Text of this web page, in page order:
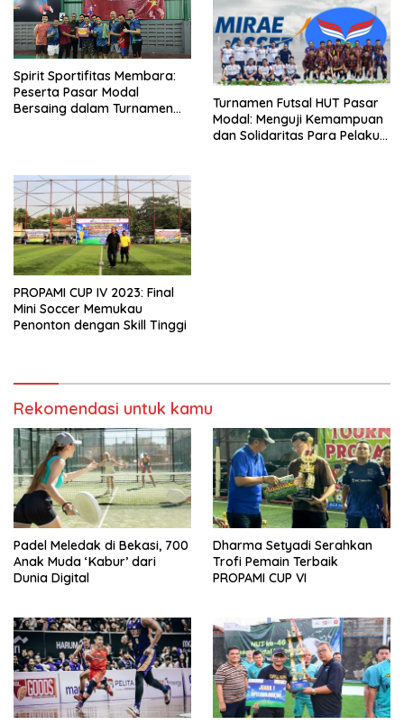
Spirit Sportifitas Membara:
Peserta Pasar Modal
Bersaing dalam Turnamen
Turnamen Futsal HUT Pasar
Modal: Menguji Kemampuan
dan Solidaritas Para Pelaku
PROPAMI CUP IV 2023: Final
Mini Soccer Memukau
Penonton dengan Skill Tinggi
Rekomendasi untuk kamu
Padel Meledak di Bekasi, 700
Anak Muda ‘Kabur’ dari
Dunia Digital
Dharma Setyadi Serahkan
Trofi Pemain Terbaik
PROPAMI CUP VI